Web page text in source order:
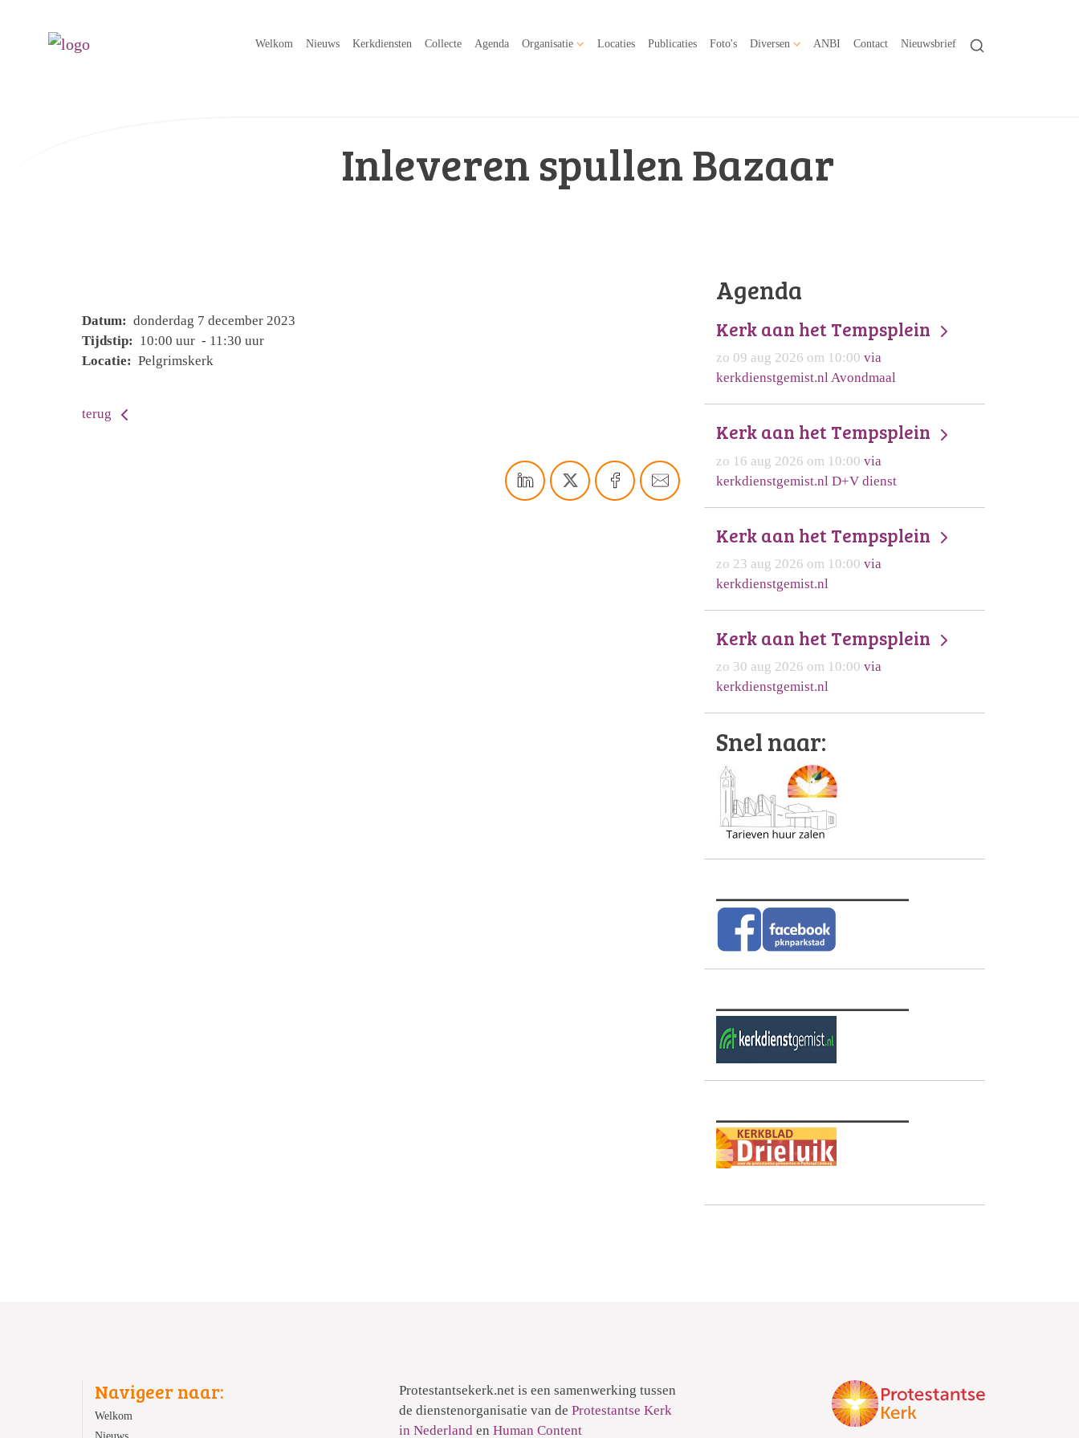
Welkom Nieuws Kerkdiensten Collecte Agenda Organisatie Locaties Publicaties Foto's Diversen ANBI Contact Nieuwsbrief
Inleveren spullen Bazaar
Datum: donderdag 7 december 2023
Tijdstip: 10:00 uur - 11:30 uur
Locatie: Pelgrimskerk
terug
Agenda
Kerk aan het Tempsplein
zo 09 aug 2026 om 10:00 via
kerkdienstgemist.nl Avondmaal
Kerk aan het Tempsplein
zo 16 aug 2026 om 10:00 via
kerkdienstgemist.nl D+V dienst
Kerk aan het Tempsplein
zo 23 aug 2026 om 10:00 via
kerkdienstgemist.nl
Kerk aan het Tempsplein
zo 30 aug 2026 om 10:00 via
kerkdienstgemist.nl
Snel naar:
Navigeer naar:
Welkom
Protestantsekerk.net is een samenwerking tussen
de dienstenorganisatie van de Protestantse Kerk
in Nederlanden Human Content